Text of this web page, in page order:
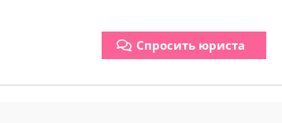
Спросить юриста